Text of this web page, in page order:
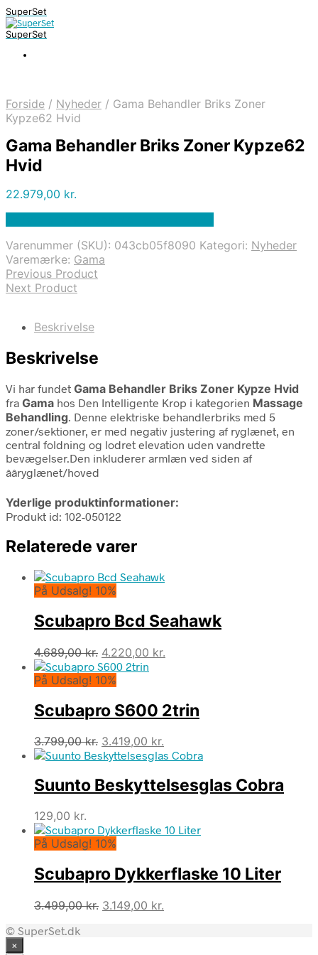
SuperSet
SuperSet
Forside / Nyheder / Gama Behandler Briks Zoner
Kypze62 Hvid
Gama Behandler Briks Zoner Kypze62
Hvid
22.979,00 kr.
Varenummer (SKU): 043cb05f8090 Kategori: Nyheder
Varemærke: Gama
Previous Product
Next Product
Beskrivelse
Beskrivelse
Vi har fundet Gama Behandler Briks Zoner Kypze Hvid
fra Gama hos Den Intelligente Krop i kategorien Massage
Behandling. Denne elektriske behandlerbriks med 5
zoner/sektioner, er med negativ justering af ryglænet, en
central foldning og lodret elevation uden vandrette
bevægelser.Den inkluderer armlæn ved siden af
ââryglænet/hoved
Yderlige produktinformationer:
Produkt id: 102-050122
Relaterede varer
På Udsalg! 10%
Scubapro Bcd Seahawk
4.689,00kr. Den
oprindelige
pris
4.689,00 kr..
4.220,00 kr.
4.220,00 kr..
På Udsalg! 10%
Scubapro S600 2trin
3.799,00kr. Den
oprindelige
var:
3.799,00 kr..
3.419,00 kr.
aktuelle
er:
3.419,00 kr..
Suunto Beskyttelsesglas Cobra
129,00 kr.
På Udsalg! 10%
Scubapro Dykkerflaske 10 Liter
3.499,00kr. Den
3.149,00 kr.
© SuperSet.dk
×